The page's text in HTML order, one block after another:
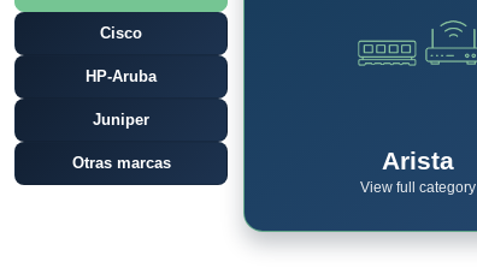
Cisco
HP-Aruba
Juniper
Otras marcas Arista
View full category